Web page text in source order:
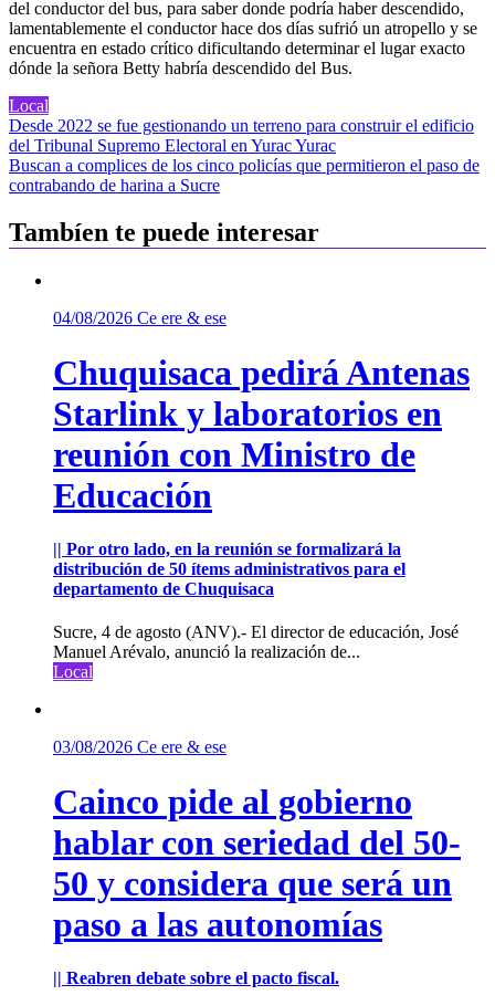
del conductor del bus, para saber donde podría haber descendido,
lamentablemente el conductor hace dos días sufrió un atropello y se
encuentra en estado crítico dificultando determinar el lugar exacto
dónde la señora Betty habría descendido del Bus.
Local
Navegación
de
entradas
Desde 2022 se fue gestionando un terreno para construir el edificio
del Tribunal Supremo Electoral en Yurac Yurac
Buscan a complices de los cinco policías que permitieron el paso de
contrabando de harina a Sucre
Tambíen te puede interesar
04/08/2026 Ce ere & ese
Chuquisaca pedirá Antenas
Starlink y laboratorios en
reunión con Ministro de
Educación
|| Por otro lado, en la reunión se formalizará la
distribución de 50 ítems administrativos para el
departamento de Chuquisaca
Sucre, 4 de agosto (ANV).- El director de educación, José
Manuel Arévalo, anunció la realización de...
Local
03/08/2026 Ce ere & ese
Cainco pide al gobierno
hablar con seriedad del 50-
50 y considera que será un
paso a las autonomías
|| Reabren debate sobre el pacto fiscal.